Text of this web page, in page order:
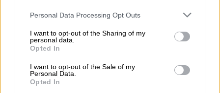
Please note that this website/app uses one or more Google
not limited to your visit or usage behaviour. You may click to
grant or deny consent to Google and its third-party tags to
use your data for below specified purposes in below Google
consent section.
Personal Data Processing Opt Outs
I want to opt-out of the Sharing of my
personal data.
Opted In
I want to opt-out of the Sale of my
Personal Data.
Opted In